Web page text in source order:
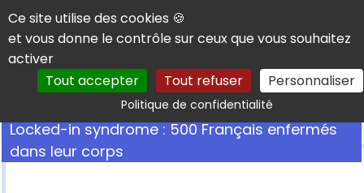
Panneau de gestion des cookies
Ce site utilise des cookies 🍪
et vous donne le contrôle sur ceux que vous souhaitez
activer
Tout accepter
Tout refuser Personnaliser
Politique de confidentialitéRechercher
Locked-in syndrome : 500 Français enfermés
dans leur corps